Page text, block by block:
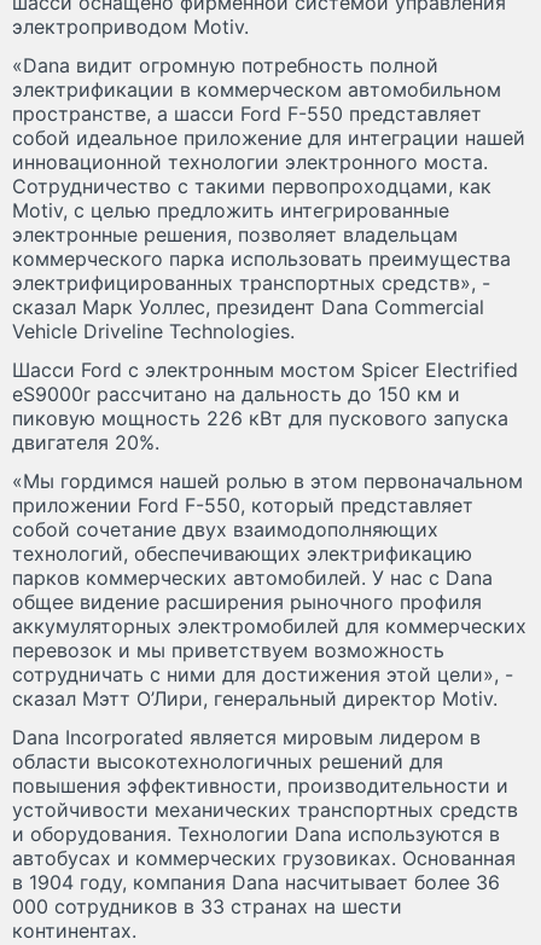
электроприводом Motiv.
«Dana видит огромную потребность полной
электрификации в коммерческом автомобильном
пространстве, а шасси Ford F-550 представляет
собой идеальное приложение для интеграции нашей
инновационной технологии электронного моста.
Сотрудничество с такими первопроходцами, как
Motiv, с целью предложить интегрированные
электронные решения, позволяет владельцам
коммерческого парка использовать преимущества
электрифицированных транспортных средств», -
сказал Марк Уоллес, президент Dana Commercial
Vehicle Driveline Technologies.
Шасси Ford с электронным мостом Spicer Electrified
eS9000r рассчитано на дальность до 150 км и
пиковую мощность 226 кВт для пускового запуска
двигателя 20%.
«Мы гордимся нашей ролью в этом первоначальном
приложении Ford F-550, который представляет
собой сочетание двух взаимодополняющих
технологий, обеспечивающих электрификацию
парков коммерческих автомобилей. У нас с Dana
общее видение расширения рыночного профиля
аккумуляторных электромобилей для коммерческих
перевозок и мы приветствуем возможность
сотрудничать с ними для достижения этой цели», -
сказал Мэтт О’Лири, генеральный директор Motiv.
Dana Incorporated является мировым лидером в
области высокотехнологичных решений для
повышения эффективности, производительности и
устойчивости механических транспортных средств
и оборудования. Технологии Dana используются в
автобусах и коммерческих грузовиках. Основанная
в 1904 году, компания Dana насчитывает более 36
000 сотрудников в 33 странах на шести
континентах.